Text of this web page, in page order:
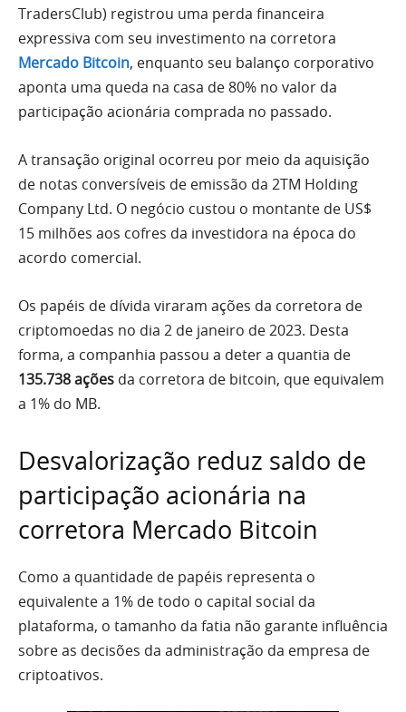
TradersClub) registrou uma perda financeira
expressiva com seu investimento na corretora
Mercado Bitcoin, enquanto seu balanço corporativo
aponta uma queda na casa de 80% no valor da
participação acionária comprada no passado.
A transação original ocorreu por meio da aquisição
de notas conversíveis de emissão da 2TM Holding
Company Ltd. O negócio custou o montante de US$
15 milhões aos cofres da investidora na época do
acordo comercial.
Os papéis de dívida viraram ações da corretora de
criptomoedas no dia 2 de janeiro de 2023. Desta
forma, a companhia passou a deter a quantia de
135.738 ações da corretora de bitcoin, que equivalem
a 1% do MB.
Desvalorização reduz saldo de
participação acionária na
corretora Mercado Bitcoin
Como a quantidade de papéis representa o
equivalente a 1% de todo o capital social da
plataforma, o tamanho da fatia não garante influência
sobre as decisões da administração da empresa de
criptoativos.